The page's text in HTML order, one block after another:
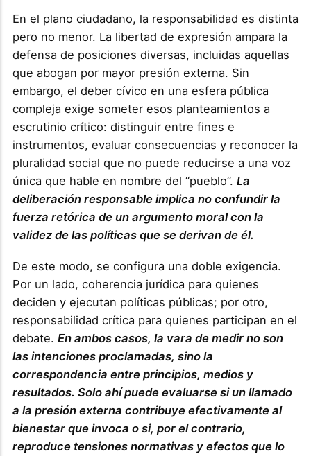
En el plano ciudadano, la responsabilidad es distinta
pero no menor. La libertad de expresión ampara la
defensa de posiciones diversas, incluidas aquellas
que abogan por mayor presión externa. Sin
embargo, el deber cívico en una esfera pública
compleja exige someter esos planteamientos a
escrutinio crítico: distinguir entre fines e
instrumentos, evaluar consecuencias y reconocer la
pluralidad social que no puede reducirse a una voz
única que hable en nombre del “pueblo”. La
deliberación responsable implica no confundir la
fuerza retórica de un argumento moral con la
validez de las políticas que se derivan de él.
De este modo, se configura una doble exigencia.
Por un lado, coherencia jurídica para quienes
deciden y ejecutan políticas públicas; por otro,
responsabilidad crítica para quienes participan en el
debate. En ambos casos, la vara de medir no son
las intenciones proclamadas, sino la
correspondencia entre principios, medios y
resultados. Solo ahí puede evaluarse si un llamado
a la presión externa contribuye efectivamente al
bienestar que invoca o si, por el contrario,
reproduce tensiones normativas y efectos que lo